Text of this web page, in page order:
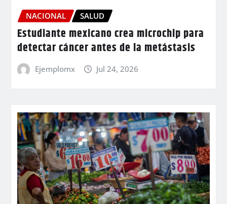
NACIONAL SALUD
Estudiante mexicano crea microchip para
detectar cáncer antes de la metástasis
Ejemplomx Jul 24, 2026